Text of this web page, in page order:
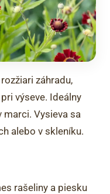
záhradu,
výseve. Ideálny
marci. Vysieva sa
alebo v skleníku.
rašeliny a piesku